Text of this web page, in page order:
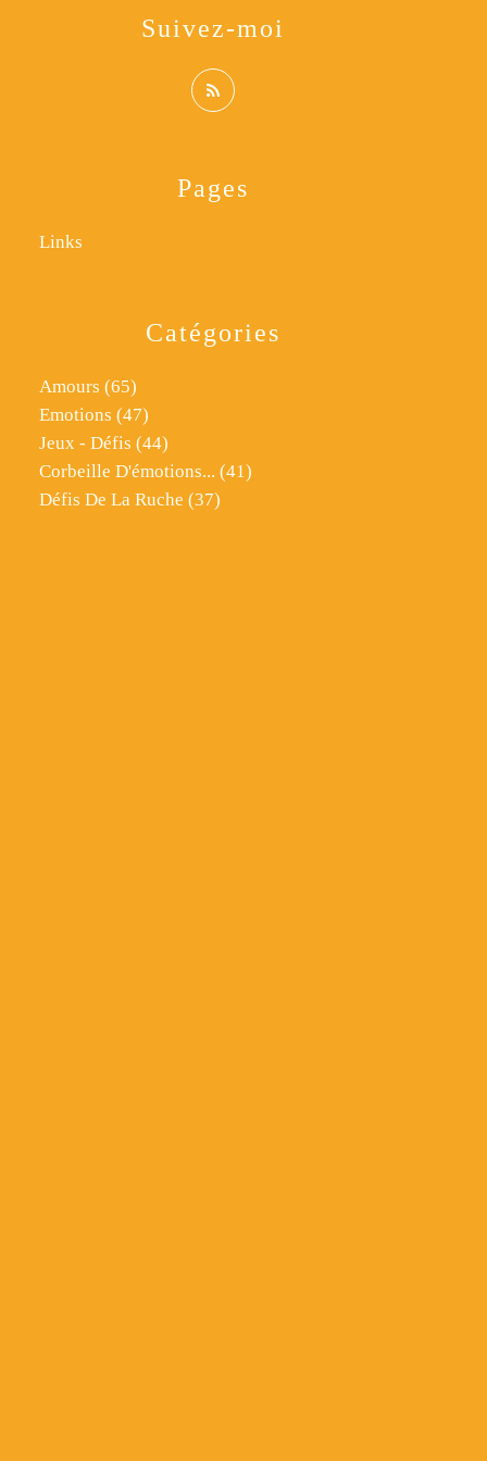
Catégories
Amours (65)
Emotions (47)
Jeux - Défis (44)
Corbeille D'émotions... (41)
Défis De La Ruche (37)
Pages
Links
Suivez-moi